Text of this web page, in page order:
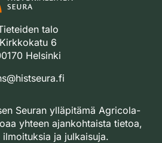
talo
Kirkkokatu 6
Helsinki
Seuran ylläpitämä Agricola-
yhteen ajankohtaista tietoa,
ja julkaisuja.